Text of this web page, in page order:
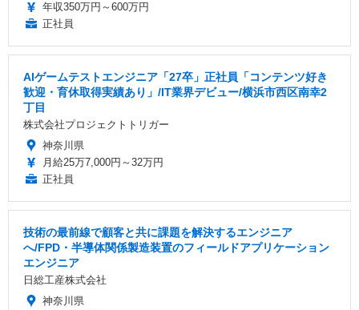
年収350万円～600万円
正社員
AIゲームテストエンジニア「27卒」正社員「コンテンツ好き
歓迎・育休取得実績あり」/IT業界デビュー/横浜市西区南幸2
丁目
株式会社プロジェクトトリガー
神奈川県
月給25万7,000円～32万円
正社員
技術の最前線で顧客と共に課題を解決するエンジニア
へ/FPD・半導体関係製造装置のフィールドアプリケーション
エンジニア
日総工産株式会社
神奈川県